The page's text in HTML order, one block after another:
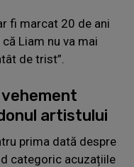
fi marcat 20 de ani
Liam nu va mai
de trist”.
artistului
prima dată despre
categoric acuzațiile